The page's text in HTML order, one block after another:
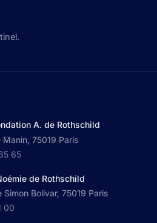
A. de Rothschild
Manin, 75019 Paris
65
de Rothschild
Simon Bolivar, 75019 Paris
00